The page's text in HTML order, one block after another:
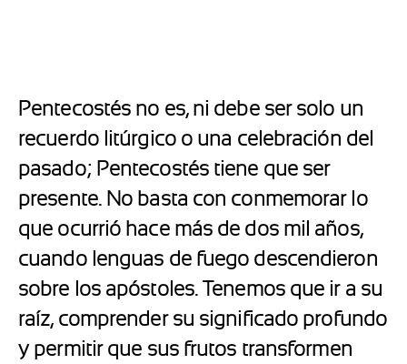
Pentecostés no es, ni debe ser solo un
recuerdo litúrgico o una celebración del
pasado; Pentecostés tiene que ser
presente. No basta con conmemorar lo
que ocurrió hace más de dos mil años,
cuando lenguas de fuego descendieron
sobre los apóstoles. Tenemos que ir a su
raíz, comprender su significado profundo
y permitir que sus frutos transformen